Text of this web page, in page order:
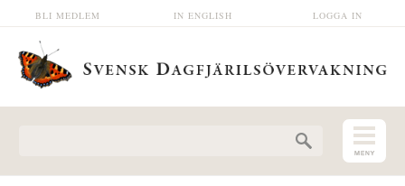
Hoppa till huvudinnehåll LOGGA IN
IN ENGLISH
BLI MEDLEM